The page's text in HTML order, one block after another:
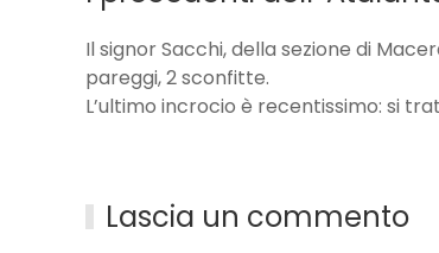
Il signor Sacchi, della sezione di
pareggi, 2 sconfitte.
L’ultimo incrocio è recentissimo: si
Lascia un commento